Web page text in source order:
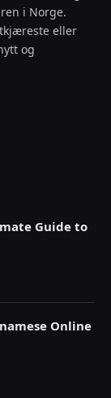
i Norge.
eller
og
Guide to
Online